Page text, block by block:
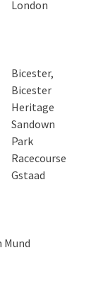
London
Bicester,
Bicester
Heritage
Sandown
Park
Racecourse
Gstaad
Mund